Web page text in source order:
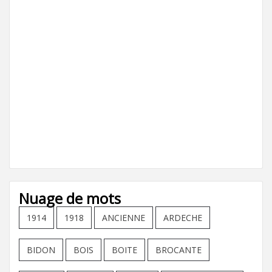
Nuage de mots
1914 1918 ANCIENNE ARDECHE
BIDON BOIS BOITE BROCANTE